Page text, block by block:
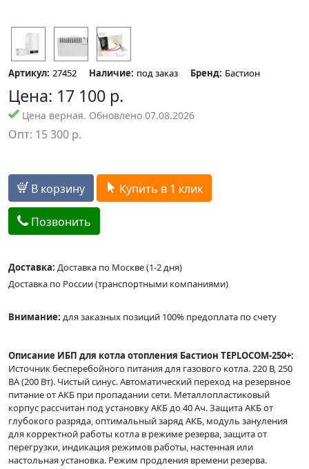
Артикул: 27452 Наличие: под заказ Бренд: Бастион
Цена: 17 100 р.
Цена верная. Обновлено 07.08.2026
Опт: 15 300 р.
В корзину Купить в 1 клик
Позвонить
Доставка: Доставка по Москве (1-2 дня)
Доставка по России (транспортными компаниями)
Внимание: для заказных позиций 100% предоплата по счету
Описание ИБП для котла отопления Бастион TEPLOCOM-250+:
Источник бесперебойного питания для газового котла. 220 В, 250
ВА (200 Вт). Чистый синус. Автоматический переход на резервное
питание от АКБ при пропадании сети. Металлопластиковый
корпус рассчитан под установку АКБ до 40 Ач. Защита АКБ от
глубокого разряда, оптимальный заряд АКБ, модуль зануления
для корректной работы котла в режиме резерва, защита от
перегрузки, индикация режимов работы, настенная или
настольная установка. Режим продления времени резерва.